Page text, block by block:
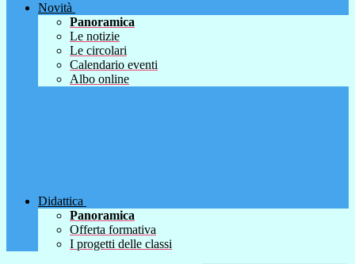
Novità
Panoramica
Le notizie
Le circolari
Calendario eventi
Albo online
Didattica
Panoramica
Offerta formativa
I progetti delle classi